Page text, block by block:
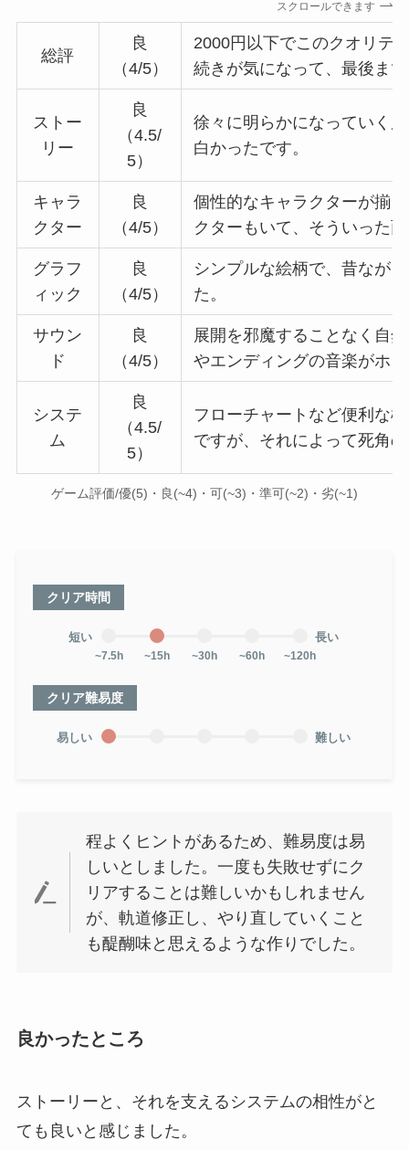
スクロールできます
総評
良
（4/5）
2000円以下でこのクオリテ
続きが気になって、最後ま
ストー
リー
良
（4.5/
5）
徐々に明らかになっていく
白かったです。
キャラ
クター
良
（4/5）
個性的なキャラクターが揃
クターもいて、そういった
グラフ
ィック
良
（4/5）
シンプルな絵柄で、昔なが
た。
サウン
ド
良
（4/5）
展開を邪魔することなく自
やエンディングの音楽がホ
システ
ム
良
（4.5/
5）
フローチャートなど便利な
ですが、それによって死角
ゲーム評価/優(5)・良(~4)・可(~3)・準可(~2)・劣(~1)
クリア時間
短い
~7.5h ~15h ~30h ~60h ~120h
長い
クリア難易度
易しい 難しい
程よくヒントがあるため、難易度は易
しいとしました。一度も失敗せずにク
リアすることは難しいかもしれません
が、軌道修正し、やり直していくこと
も醍醐味と思えるような作りでした。
良かったところ
ストーリーと、それを支えるシステムの相性がと
ても良いと感じました。